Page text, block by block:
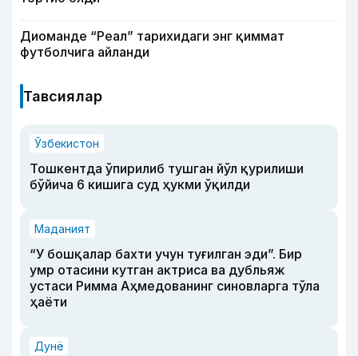
Диоманде “Реал” тарихидаги энг қиммат
футболчига айланди
Тавсиялар
Ўзбекистон
Тошкентда ўпирилиб тушган йўл қурилиши
бўйича 6 кишига суд ҳукми ўқилди
Маданият
“У бошқалар бахти учун туғилган эди”. Бир
умр отасини кутган актриса ва дубльяж
устаси Римма Аҳмедованинг синовларга тўла
ҳаёти
Дунё